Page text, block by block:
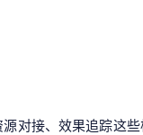
对接、效果追踪这